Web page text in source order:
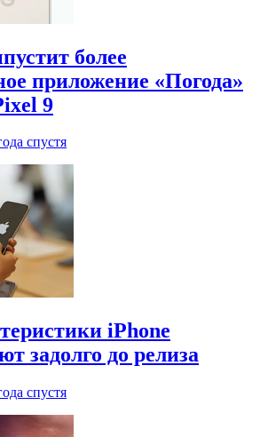
более
приложение «Погода»
9
спустя
iPhone
задолго до релиза
спустя